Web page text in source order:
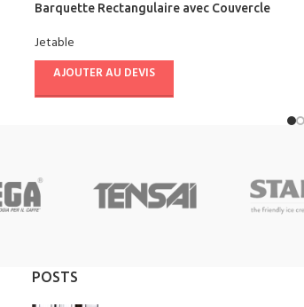
Barquette Rectangulaire avec Couvercle
Jetable
AJOUTER AU DEVIS
POSTS